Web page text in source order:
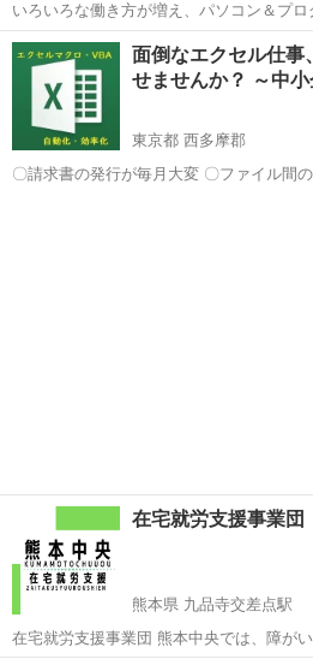
いろいろな働き方が増え、パソコン＆プ
ます必要不可欠になり、企業でも即戦力
ちに身に付けてみませんか？ 初心者･初級から試験対策まで
「ExcelVBA講座」 実務･即戦...
大阪 豊中市 緑地公園駅 VBA
面倒なエクセル仕事
せませんか？ ～中
東京都 西多摩郡
〇請求書の発行が毎月大変 〇ファイル間
在宅就労支援事業
熊本県 九品寺交差点駅
在宅就労支援事業団 熊本中央では、障が